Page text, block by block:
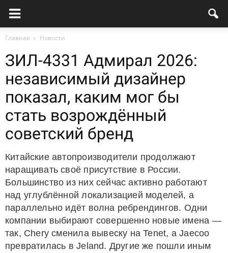
Главная Новости
ЗИЛ-4331 Адмирал 2026:
независимый дизайнер
показал, каким мог бы
стать возрождённый
советский бренд
Китайские автопроизводители продолжают
наращивать своё присутствие в России.
Большинство из них сейчас активно работают
над углублённой локализацией моделей, а
параллельно идёт волна ребрендингов. Одни
компании выбирают совершенно новые имена —
так, Chery сменила вывеску на Tenet, а Jaecoo
превратилась в Jeland. Другие же пошли иным